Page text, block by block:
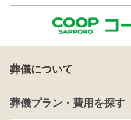
葬儀について
葬儀プラン・費用を探す